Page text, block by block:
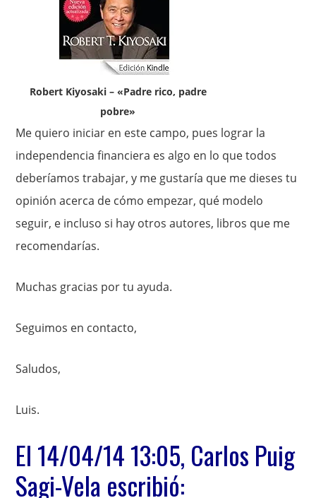
Robert Kiyosaki – «Padre rico, padre
pobre»
Me quiero iniciar en este campo, pues lograr la
independencia financiera es algo en lo que todos
deberíamos trabajar, y me gustaría que me dieses tu
opinión acerca de cómo empezar, qué modelo
seguir, e incluso si hay otros autores, libros que me
recomendarías.
Muchas gracias por tu ayuda.
Seguimos en contacto,
Saludos,
Luis.
El 14/04/14 13:05, Carlos Puig
Sagi-Vela escribió: